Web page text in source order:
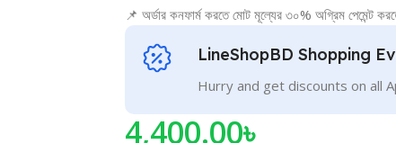
📌 অর্ডার কনফার্ম করতে মোট মূল্যের ৩০% অগ্রিম পেমেন্ট
LineShopBD Shopping
Hurry and get discounts on all
4,400.00৳